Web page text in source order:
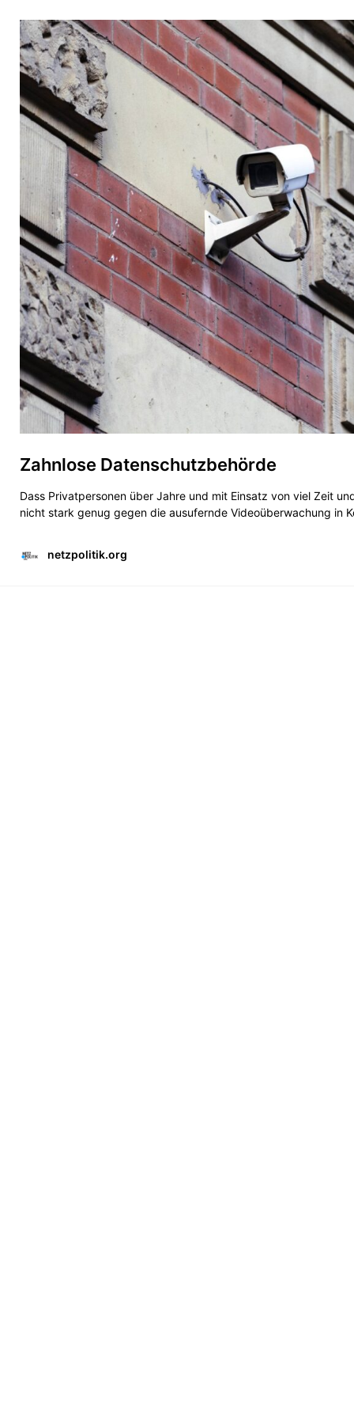
Zahnlose Datenschutzbehörde
Dass Privatpersonen über Jahre und mit Einsatz von viel Zeit
nicht stark genug gegen die ausufernde Videoüberwachung in
netzpolitik.org